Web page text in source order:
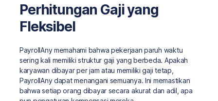
Perhitungan Gaji yang
Fleksibel
PayrollAny memahami bahwa pekerjaan paruh waktu
sering kali memiliki struktur gaji yang berbeda. Apakah
karyawan dibayar per jam atau memiliki gaji tetap,
PayrollAny dapat menangani semuanya. Ini memastikan
bahwa setiap orang dibayar secara akurat dan adil, apa